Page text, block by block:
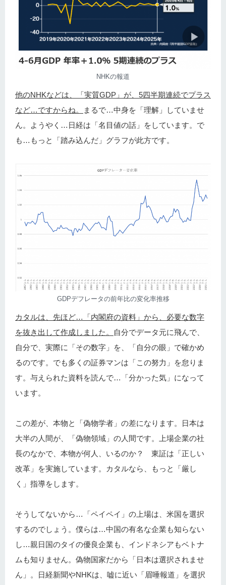
NHKの報道
他のNHKなどは、「実質GDP」が、5四半期連続でプラス
など…ですからね。
まるで…中身を「理解」していませ
ん。ようやく…日経は「名目値の話」をしています。で
も…もっと「踏み込んだ」グラフが此方です。
GDPデフレータの前年比の変化率推移
カタルは、先ほど…「内閣府の資料」から、必要な数字
を抜き出して作成しました。
自分でデータ元に飛んで、
自分で、実際に「その数字」を、「自分の眼」で確かめ
るのです。でも多くの証券マンは「この努力」を怠りま
す。与えられた資料を読んで…「分かった気」になって
います。
この差が、本物と「偽物学者」の差になります。日本は
大半の人間が、「偽物領域」の人間です。上場企業の社
長のなかで、本物が何人、いるのか？ 東証は「正しい
改革」を実施しています。カタルなら、もっと「厳し
く」指導をします。
そうしてないから…「ペイペイ」の上場は、米国を選択
するのでしょう。僕らは…中国の有名な企業も知らない
し…親日国のタイの優良企業も、インドネシアもベトナ
ムも知りません。偽物国家だから「日本は選択されませ
ん」。日経新聞やNHKは、嘘に近い「眉唾報道」を選択